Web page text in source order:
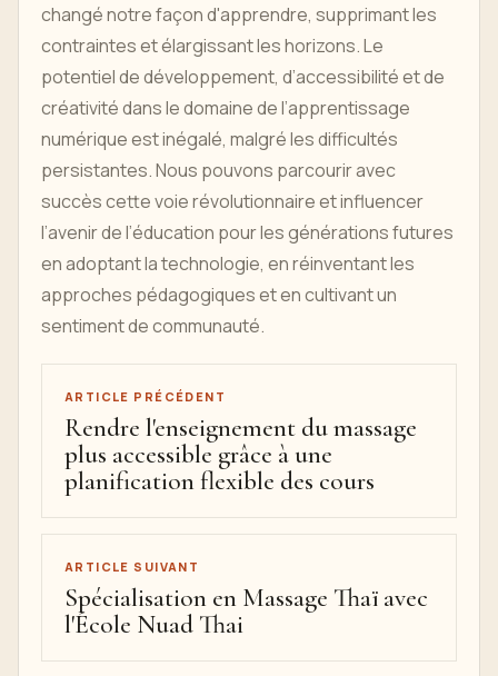
changé notre façon d'apprendre, supprimant les
contraintes et élargissant les horizons. Le
potentiel de développement, d’accessibilité et de
créativité dans le domaine de l’apprentissage
numérique est inégalé, malgré les difficultés
persistantes. Nous pouvons parcourir avec
succès cette voie révolutionnaire et influencer
l’avenir de l’éducation pour les générations futures
en adoptant la technologie, en réinventant les
approches pédagogiques et en cultivant un
sentiment de communauté.
ARTICLE PRÉCÉDENT
Rendre l'enseignement du massage
plus accessible grâce à une
planification flexible des cours
ARTICLE SUIVANT
Spécialisation en Massage Thaï avec
l'École Nuad Thai